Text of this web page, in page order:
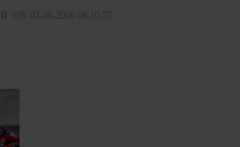
ON 03-08-2026 08:10:57